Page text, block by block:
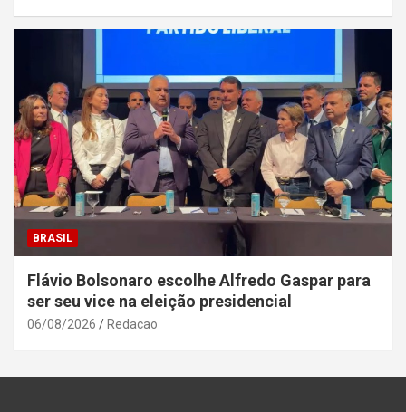
BRASIL
Flávio Bolsonaro escolhe Alfredo Gaspar para
ser seu vice na eleição presidencial
06/08/2026 Redacao